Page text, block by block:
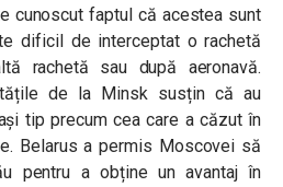
cunoscut faptul că acestea sunt
dificil de interceptat o rachetă
rachetă sau după aeronavă.
de la Minsk susțin că au
tip precum cea care a căzut în
Belarus a permis Moscovei să
pentru a obține un avantaj în